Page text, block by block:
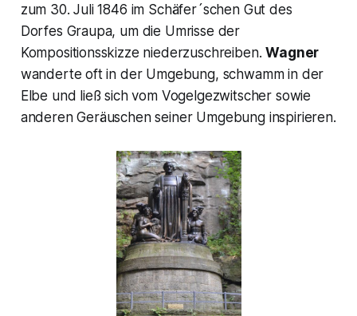
zum 30. Juli 1846 im Schäfer´schen Gut des
Dorfes Graupa, um die Umrisse der
Kompositionsskizze niederzuschreiben.Wagner
wanderte oft in der Umgebung, schwamm in der
Elbe und ließ sich vom Vogelgezwitscher sowie
anderen Geräuschen seiner Umgebung inspirieren.